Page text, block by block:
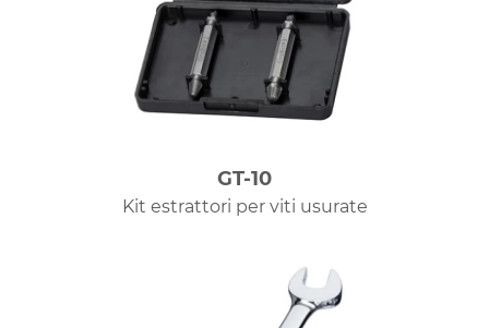
GT-10
Kit estrattori per viti usurate